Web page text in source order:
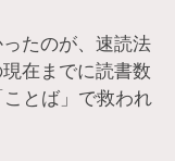
たのが、速読法
在までに読書数
とば」で救われ